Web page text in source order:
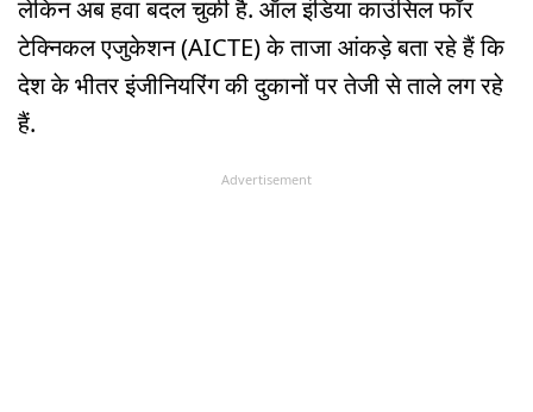
लेकिन अब हवा बदल चुकी है. ऑल इंडिया काउंसिल फॉर
टेक्निकल एजुकेशन (AICTE) के ताजा आंकड़े बता रहे हैं कि
देश के भीतर इंजीनियरिंग की दुकानों पर तेजी से ताले लग रहे
हैं.
Advertisement